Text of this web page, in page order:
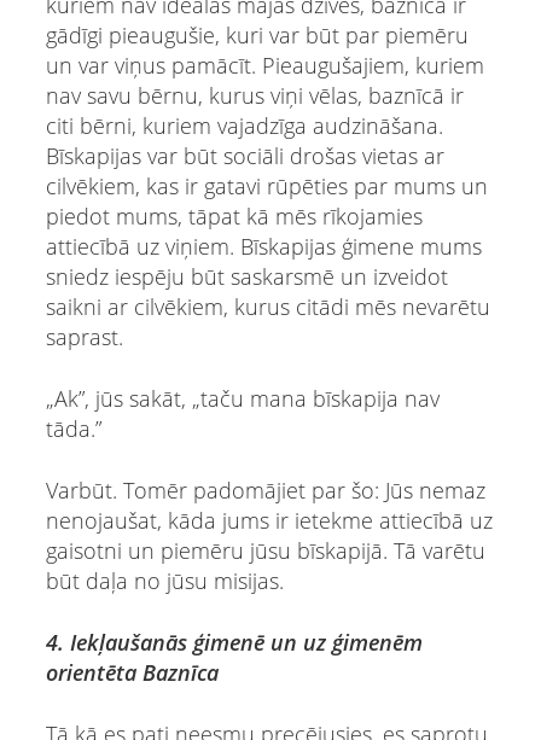
gādīgi pieaugušie, kuri var būt par piemēru
un var viņus pamācīt. Pieaugušajiem, kuriem
nav savu bērnu, kurus viņi vēlas, baznīcā ir
citi bērni, kuriem vajadzīga audzināšana.
Bīskapijas var būt sociāli drošas vietas ar
cilvēkiem, kas ir gatavi rūpēties par mums un
piedot mums, tāpat kā mēs rīkojamies
attiecībā uz viņiem. Bīskapijas ģimene mums
sniedz iespēju būt saskarsmē un izveidot
saikni ar cilvēkiem, kurus citādi mēs nevarētu
saprast.
„Ak”, jūs sakāt, „taču mana bīskapija nav
tāda.”
Varbūt. Tomēr padomājiet par šo: Jūs nemaz
nenojaušat, kāda jums ir ietekme attiecībā uz
gaisotni un piemēru jūsu bīskapijā. Tā varētu
būt daļa no jūsu misijas.
4. Iekļaušanās ģimenē un uz ģimenēm
orientēta Baznīca
Tā kā es pati neesmu precējusies, es saprotu